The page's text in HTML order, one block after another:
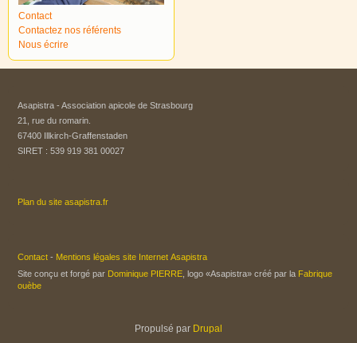
Contact
Contactez nos référents
Nous écrire
Asapistra - Association apicole de Strasbourg​
21, rue du romarin.
67400 Illkirch-Graffenstaden
SIRET : 539 919 381 00027
Plan du site asapistra.fr
Contact - Mentions légales site Internet Asapistra
Site conçu et forgé par Dominique PIERRE , logo «Asapistra» créé par la Fabrique
ouèbe
Propulsé par Drupal